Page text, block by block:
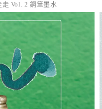
Vol. 2 鋼筆墨水